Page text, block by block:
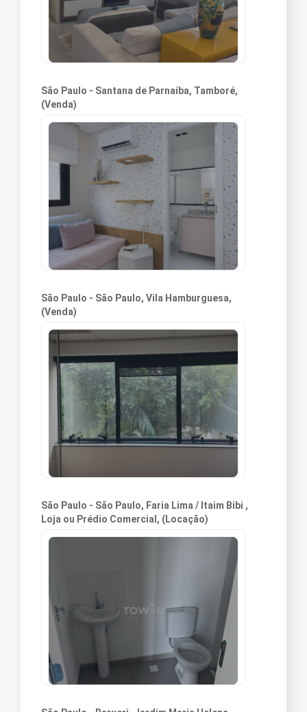
São Paulo - Santana de Parnaíba, Tamboré,
(Venda)
São Paulo - São Paulo, Vila Hamburguesa,
(Venda)
São Paulo - São Paulo, Faria Lima / Itaim Bibi ,
Loja ou Prédio Comercial, (Locação)